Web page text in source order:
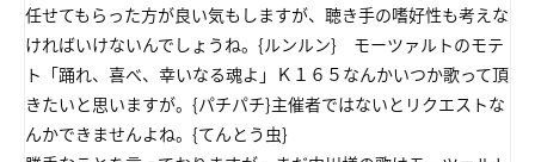
任せてもらった方が良い気もしますが、聴き手の嗜好性も考えな
ければいけないんでしょうね。{ルンルン} モーツァルトのモテ
ト「踊れ、喜べ、幸いなる魂よ」Ｋ１６５なんかいつか歌って頂
きたいと思いますが。{パチパチ}主催者ではないとリクエストな
んかできませんよね。{てんとう虫}